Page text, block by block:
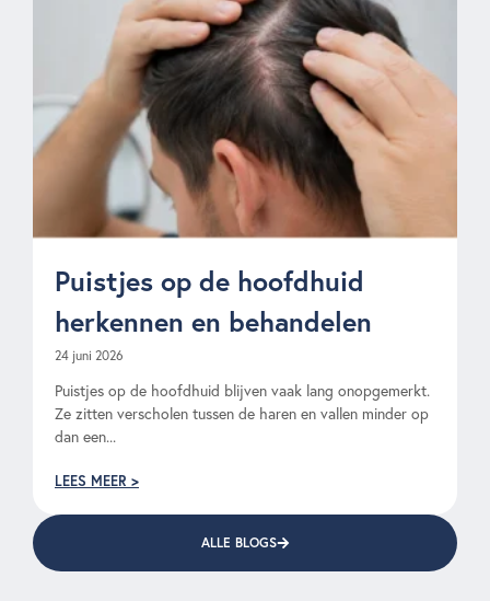
Puistjes op de hoofdhuid
herkennen en behandelen
24 juni 2026
Puistjes op de hoofdhuid blijven vaak lang onopgemerkt.
Ze zitten verscholen tussen de haren en vallen minder op
dan een...
LEES MEER >
ALLE BLOGS